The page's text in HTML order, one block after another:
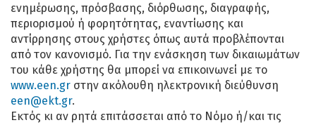
ενημέρωσης, πρόσβασης, διόρθωσης, διαγραφής,
περιορισμού ή φορητότητας, εναντίωσης και
αντίρρησης στους χρήστες όπως αυτά προβλέπονται
από τον κανονισμό. Για την ενάσκηση των δικαιωμάτων
του κάθε χρήστης θα μπορεί να επικοινωνεί με το
www.een.gr στην ακόλουθη ηλεκτρονική διεύθυνση
een@ekt.gr.
Εκτός κι αν ρητά επιτάσσεται από το Νόμο ή/και τις